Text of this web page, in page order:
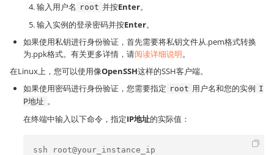
输入用户名 root 并按Enter。
输入实例的登录密码并按Enter。
如果使用私钥进行身份验证，首先需要将私钥文件从.pem格式转换
为.ppk格式。有关更多详情，请阅读详细说明。
在Linux上，您可以使用像OpenSSH这样的SSH客户端。
如果使用密码进行身份验证，您需要指定 root 用户名和您的实例 I
P地址 。
在终端中输入以下命令，指定IP地址的实际值：
ssh root@your_instance_ip